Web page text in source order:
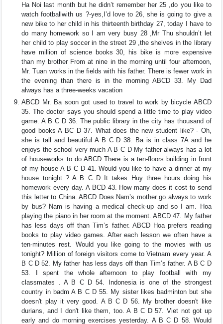
Ha Noi last month but he didn’t remember her 25 ,do you like to
watch footballwith us ?-yes,I’d love to 26, she is going to give a
new bike to her child in his thirteenth birthday 27, today I have to
do many homework so I am very busy 28 ,Mr Thu shouldn’t let
her child to play soccer in the street 29 ,the shelves in the library
have million of science books 30, his bike is more expensive
than my brother From at nine in the morning until four afternoon,
Mr. Tuan works in the fields with his father. There is fewer work in
the evening than there is in the morning ABCD 33. My Dad
always has a three-weeks vacation
ABCD Mr. Ba soon got used to travel to work by bicycle ABCD
35. The doctor says you should spend a little time to play video
game. A B C D 36. The public library in the city has thousand of
good books A BC D 37. What does the new student like? - Oh,
she is tall and beautiful A B C D 38. Ba is in class 7A and he
enjoys the school very much A B C D My father always has a lot
of houseworks to do ABCD There is a ten-floors building in front
of my house A B C D 41. Would you like to have a dinner at my
house tonight ? A B C D It takes Huy three hours doing his
homework every day. A BCD 43. How many does it cost to send
this letter to China. ABCD Does Nam’s mother go always to work
by bus? Nam is having a medical check-up and so I am. Hoa
playing the piano in her room at the moment. ABCD 47. My father
has less days off than Tim’s father. ABCD Hoa prefers reading
books to play video games. After each lesson we often have a
ten-minutes rest. Would you like going to the movies with us
tonight? Million of foreign visitors come to Vietnam every year. A
B C D 52. My father has less days off than Tim’s father. A B C D
53. I spent the whole afternoon to play football with my
classmates . A B C D 54. Indonesia is one of the strongest
country in badm A B C D 55. My sister likes badminton but she
doesn't play it very good. A B C D 56. My brother doesn't like
durians, and I don't like them, too. A B C D 57. Viet not got up
early and do morning exercises yesterday. A B C D 58. Would